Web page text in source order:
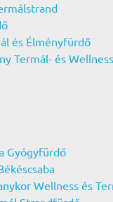
és Élményfürdő
Termál- és
Gyógyfürdő
Wellness és